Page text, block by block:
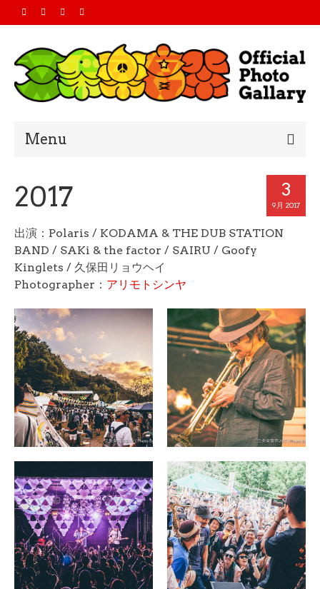
Menu
2019
2018
2017
All Photo
Official Site
3
9月 2017
2017
出演：Polaris / KODAMA & THE DUB STATION
BAND / SAKi & the factor / SAIRU / Goofy
Kinglets / 久保田リョウヘイ
Photographer： アリモトシンヤ